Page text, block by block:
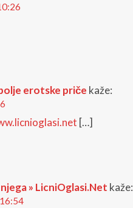
erotske priče kaže:
[…]
» LicniOglasi.Net kaže: